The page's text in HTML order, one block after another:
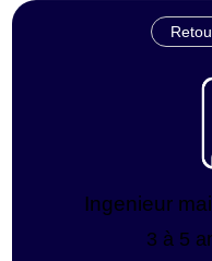
Ingenieur
3 à 5